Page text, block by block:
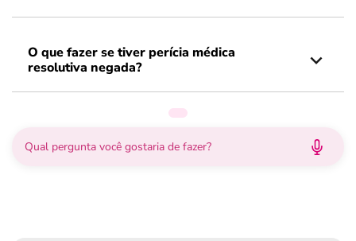
O que fazer se tiver perícia médica
resolutiva negada?